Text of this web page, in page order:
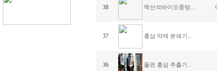
38 맥선석바이오중탕...
37 홍삼 약재 분쇄기...
36 돌핀 홍삼 추출기...